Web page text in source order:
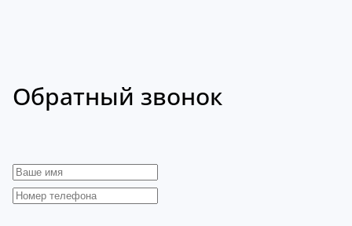
Обратный звонок